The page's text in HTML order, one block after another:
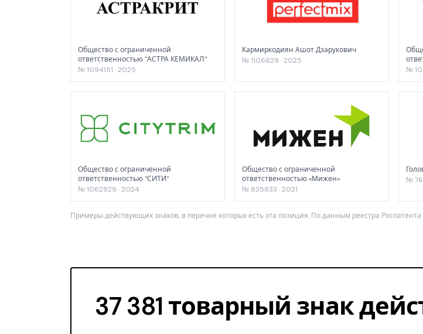
Общество с ограниченной
ответственностью "АСТРА КЕМИКАЛ"
№ 1094151 · 2025
Кармиркодиян Ашот Дзарукович
№ 1106629 · 2025
№
Общество с ограниченной
ответственностью "СИТИ"
№ 1062929 · 2024
Общество с ограниченной
ответственностью «Мижен»
№ 835833 · 2021
№
Примеры действующих знаков, в перечне которых есть эта позиция. По данным реестра
37 381 товарный знак